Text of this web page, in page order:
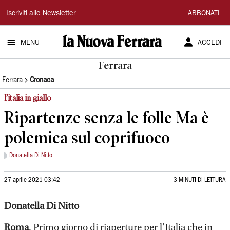
La
Nuova
Ferrara
Iscriviti alle Newsletter ABBONATI
MENU ACCEDI
Ferrara
Ferrara Cronaca
l’italia in giallo
Ripartenze senza le folle Ma è
polemica sul coprifuoco
Donatella Di Nitto
27 aprile 2021 03:42 3 MINUTI DI LETTURA
Donatella Di Nitto
Roma. Primo giorno di riaperture per l’Italia che in